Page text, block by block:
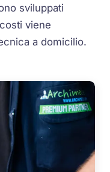
sviluppati
viene
a domicilio.